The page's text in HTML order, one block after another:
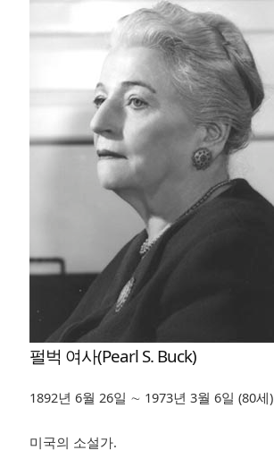
펄벅 여사(Pearl S. Buck)
1892년 6월 26일 ∼ 1973년 3월 6일 (80세)
미국의 소설가.